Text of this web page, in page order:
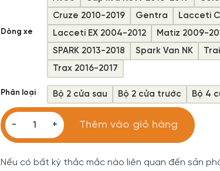
Dòng xe
Cruze 2010-2019
Gentra
Lacceti
Lacceti EX 2004-2012
Matiz 2009-
SPARK 2013-2018
Spark Van NK
Trax 2016-2017
Phân loại Bộ 2 cửa sau Bộ 2 cửa trước Bộ 4
Rèm Che Nắng Ô tô Chevrolet Bộ 6 Miếng Chống
Thêm vào giỏ hàng
Nếu có bất kỳ thắc mắc nào liên quan đến sản